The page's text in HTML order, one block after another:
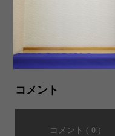
天蚕糸
コメント
コメント ( 0 )